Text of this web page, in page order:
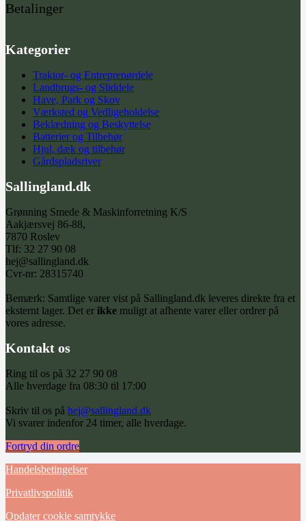
Betalinger
Kategorier
Traktor- og Entreprenørdele
Landbrugs- og Sliddele
Have, Park og Skov
Værksted og Vedligeholdelse
Beklædning og Beskyttelse
Batterier og Tilbehør
Hjul, dæk og tilbehør
Gårdspladsriver
Sallingland.dk
Grønning Smede & Maskinforretning K/S
Aakjærsvej 86-88,
7870 Roslev
Tlf: 32 27 90 08
hej@sallingland.dk
Cvr-nr: 28315740
Bemærk: Samtlige varer vist på Sallingland.dk leveres direkte fra et
eksternt lager. Det er ikke muligt at afhente varer eller ordrer på
vores adresse.
Kontakt os
Ring til os på 32 27 90 08
Alle hverdage fra 08:30 til 17:00
Skriv til os på hej@sallingland.dk
Vi svarer indenfor 24 timer, alle hverdage.
Fortryd din ordre
Handelsbetingelser
Privatlivspolitik
Opdater cookie samtykke